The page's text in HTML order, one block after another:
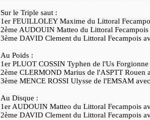
Sur le Triple saut :
1er FEUILLOLEY Maxime du Littoral
2ème AUDOUIN Matteo du Littoral
3ème DAVID Clement du Littoral Fecampois
Au Poids :
1er PLUOT COSSIN Typhen de l'Us
2ème CLERMOND Marius de l'ASPTT Rouen
3ème MENCE ROSSI Ulysse de l'EMSAM
Au Disque :
1er AUDOUIN Matteo du Littoral Fecampois
2ème DAVID Clement du Littoral Fecampois